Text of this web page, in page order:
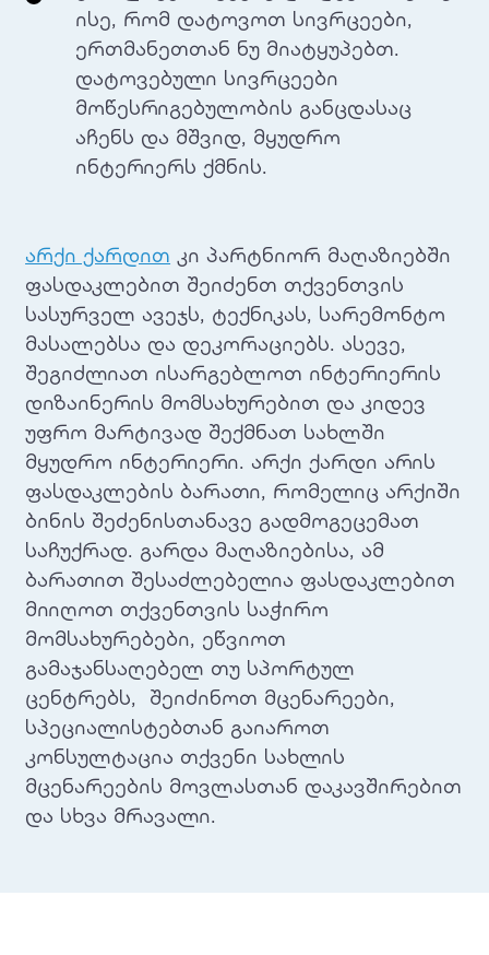
ისე, რომ დატოვოთ სივრცეები,
ერთმანეთთან ნუ მიატყუპებთ.
დატოვებული სივრცეები
მოწესრიგებულობის განცდასაც
აჩენს და მშვიდ, მყუდრო
ინტერიერს ქმნის.
არქი ქარდით კი პარტნიორ მაღაზიებში
ფასდაკლებით შეიძენთ თქვენთვის
სასურველ ავეჯს, ტექნიკას, სარემონტო
მასალებსა და დეკორაციებს. ასევე,
შეგიძლიათ ისარგებლოთ ინტერიერის
დიზაინერის მომსახურებით და კიდევ
უფრო მარტივად შექმნათ სახლში
მყუდრო ინტერიერი. არქი ქარდი არის
ფასდაკლების ბარათი, რომელიც არქიში
ბინის შეძენისთანავე გადმოგეცემათ
საჩუქრად. გარდა მაღაზიებისა, ამ
ბარათით შესაძლებელია ფასდაკლებით
მიიღოთ თქვენთვის საჭირო
მომსახურებები, ეწვიოთ
გამაჯანსაღებელ თუ სპორტულ
ცენტრებს, შეიძინოთ მცენარეები,
სპეციალისტებთან გაიაროთ
კონსულტაცია თქვენი სახლის
მცენარეების მოვლასთან დაკავშირებით
და სხვა მრავალი.